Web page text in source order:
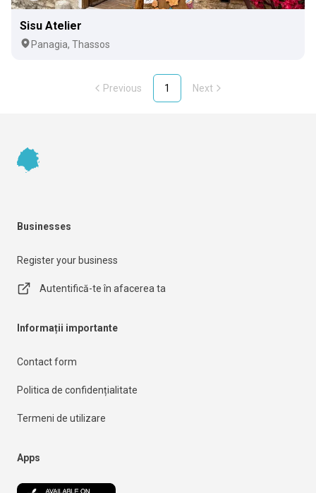
Sisu Atelier
Panagia, Thassos
Previous 1 Next
Businesses
Register your business
Autentifică-te în afacerea ta
Informații importante
Contact form
Politica de confidențialitate
Termeni de utilizare
Apps